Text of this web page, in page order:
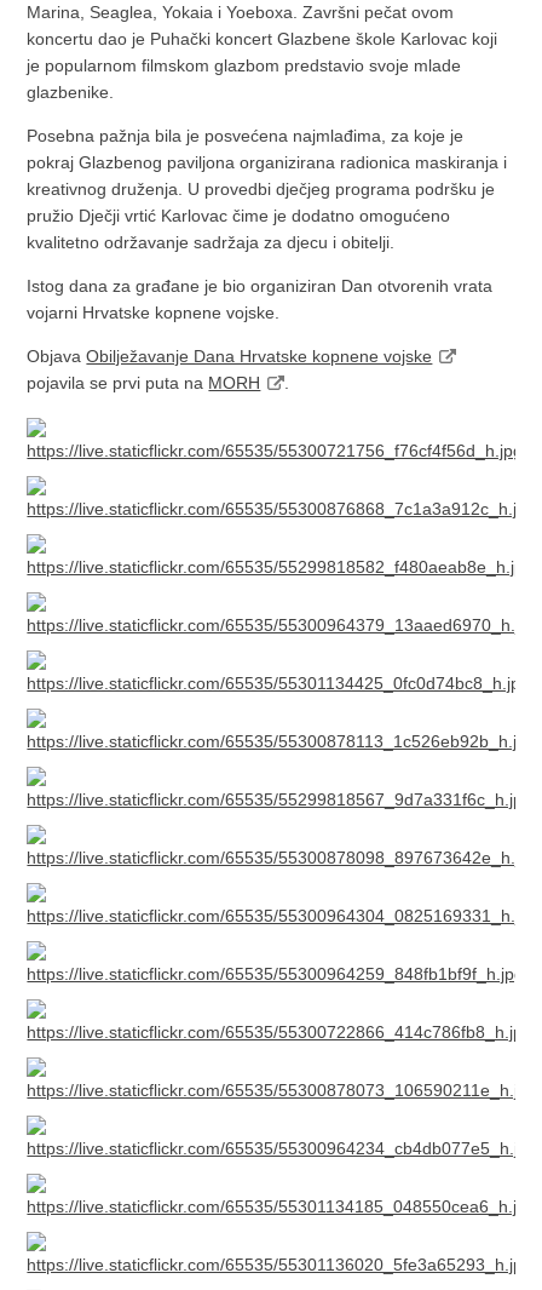
Marina, Seaglea, Yokaia i Yoeboxa. Završni pečat ovom
koncertu dao je Puhački koncert Glazbene škole Karlovac koji
je popularnom filmskom glazbom predstavio svoje mlade
glazbenike.
Posebna pažnja bila je posvećena najmlađima, za koje je
pokraj Glazbenog paviljona organizirana radionica maskiranja i
kreativnog druženja. U provedbi dječjeg programa podršku je
pružio Dječji vrtić Karlovac čime je dodatno omogućeno
kvalitetno održavanje sadržaja za djecu i obitelji.
Istog dana za građane je bio organiziran Dan otvorenih vrata
vojarni Hrvatske kopnene vojske.
ObjavaObilježavanje Dana Hrvatske kopnene vojske
pojavila se prvi puta na MORH